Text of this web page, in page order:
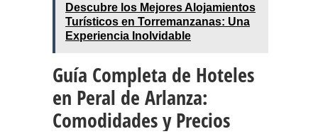
Descubre los Mejores Alojamientos
Turísticos en Torremanzanas: Una
Experiencia Inolvidable
Guía Completa de Hoteles
en Peral de Arlanza:
Comodidades y Precios